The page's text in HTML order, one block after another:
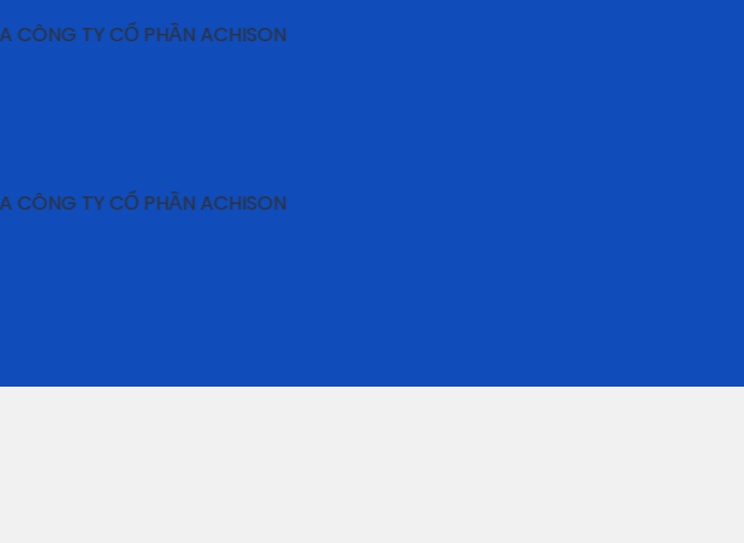
CỔ PHẦN ACHISON
CỔ PHẦN ACHISON